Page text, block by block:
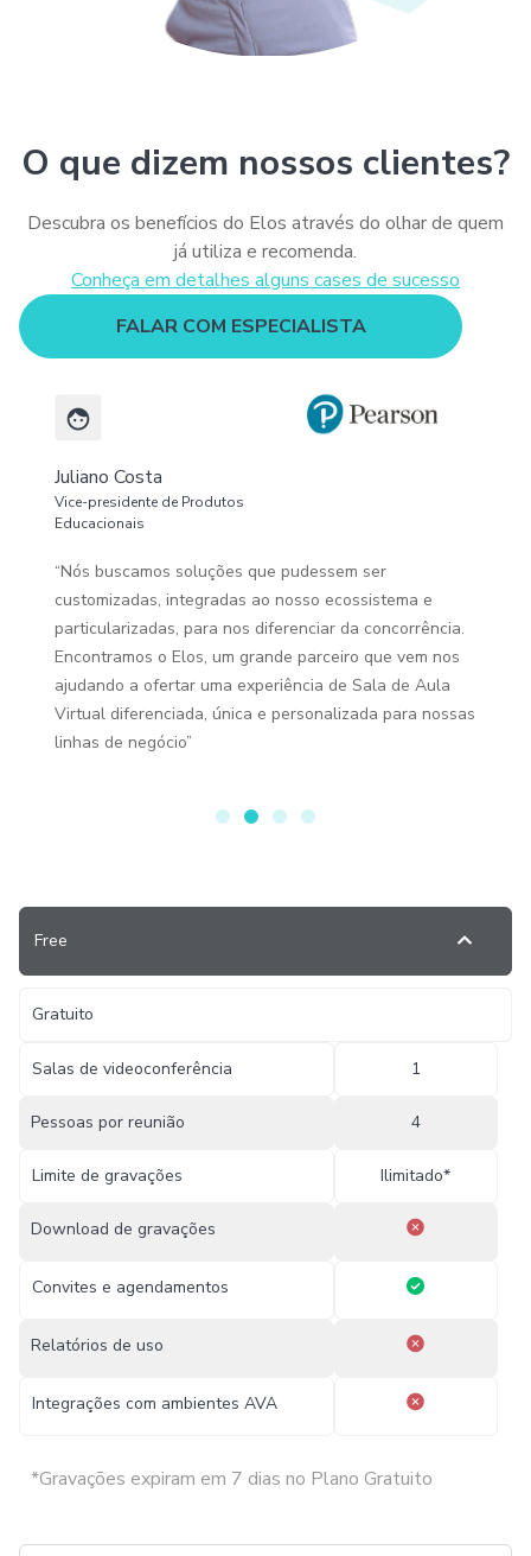
O que dizem nossos clientes?
Descubra os benefícios do Elos através do olhar de quem
já utiliza e recomenda.
Conheça em detalhes alguns cases de sucesso
FALAR COM ESPECIALISTA
Juliano Costa
Vice-presidente de Produtos
Educacionais
“Nós buscamos soluções que pudessem ser
customizadas, integradas ao nosso ecossistema e
particularizadas, para nos diferenciar da concorrência.
Encontramos o Elos, um grande parceiro que vem nos
ajudando a ofertar uma experiência de Sala de Aula
Virtual diferenciada, única e personalizada para nossas
linhas de negócio”
Free
Gratuito
Salas de videoconferência 1
Pessoas por reunião 4
Limite de gravações Ilimitado*
Download de gravações
Convites e agendamentos
Relatórios de uso
Integrações com ambientes AVA
*Gravações expiram em 7 dias no Plano Gratuito